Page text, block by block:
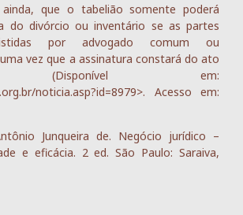
que o tabelião somente poderá
do divórcio ou inventário se as partes
por advogado comum ou
vez que a assinatura constará do ato
(Disponível em:
noticia.asp?id=8979>. Acesso em:
Junqueira de. Negócio jurídico –
e eficácia. 2 ed. São Paulo: Saraiva,